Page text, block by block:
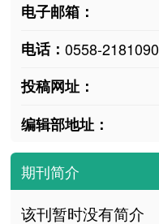
电子邮箱：
电话： 0558-2181090
投稿网址：
编辑部地址：
期刊简介
该刊暂时没有简介